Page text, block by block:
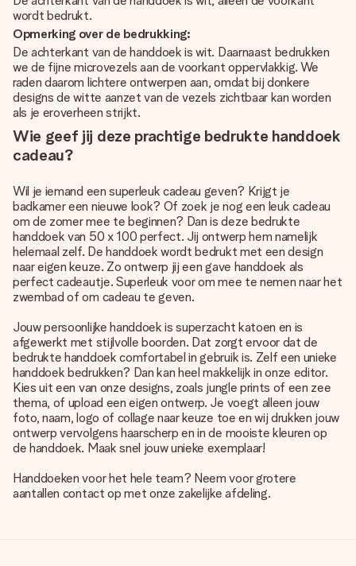
wordt bedrukt.
Opmerking over de bedrukking:
De achterkant van de handdoek is wit. Daarnaast bedrukken
we de fijne microvezels aan de voorkant oppervlakkig. We
raden daarom lichtere ontwerpen aan, omdat bij donkere
designs de witte aanzet van de vezels zichtbaar kan worden
als je eroverheen strijkt.
Wie geef jij deze prachtige bedrukte handdoek
cadeau?
Wil je iemand een superleuk cadeau geven? Krijgt je
badkamer een nieuwe look? Of zoek je nog een leuk cadeau
om de zomer mee te beginnen? Dan is deze bedrukte
handdoek van 50 x 100 perfect. Jij ontwerp hem namelijk
helemaal zelf. De handdoek wordt bedrukt met een design
naar eigen keuze. Zo ontwerp jij een gave handdoek als
perfect cadeautje. Superleuk voor om mee te nemen naar het
zwembad of om cadeau te geven.
Jouw persoonlijke handdoek is superzacht katoen en is
afgewerkt met stijlvolle boorden. Dat zorgt ervoor dat de
bedrukte handdoek comfortabel in gebruik is. Zelf een unieke
handdoek bedrukken? Dan kan heel makkelijk in onze editor.
Kies uit een van onze designs, zoals jungle prints of een zee
thema, of upload een eigen ontwerp. Je voegt alleen jouw
foto, naam, logo of collage naar keuze toe en wij drukken jouw
ontwerp vervolgens haarscherp en in de mooiste kleuren op
de handdoek. Maak snel jouw unieke exemplaar!
Handdoeken voor het hele team? Neem voor grotere
aantallen contact op met onze zakelijke afdeling.